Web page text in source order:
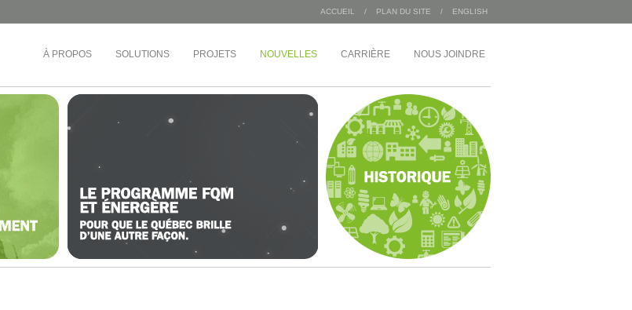
ACCUEIL / PLAN DU SITE / ENGLISH
À PROPOS SOLUTIONS PROJETS NOUVELLES CARRIÈRE NOUS JOINDRE
ÉDUCATION
CS de Sorel-Tracy
CS English-Montréal
Cégep de Lévis-Lauzon
Collège de Bois-de-Boulogne
Cégep de Granby Haute-Yamaska
Société de développement Angus
Busac
Gestion des Trois Pignons
INDUSTRIEL
MDA Corporation
Entrepôts Sac 2000
Wajax
Congébec
Bœuf Mérite
Bonduelle